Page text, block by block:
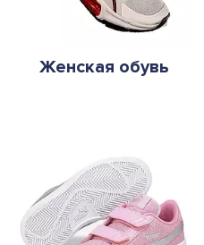
Женская обувь